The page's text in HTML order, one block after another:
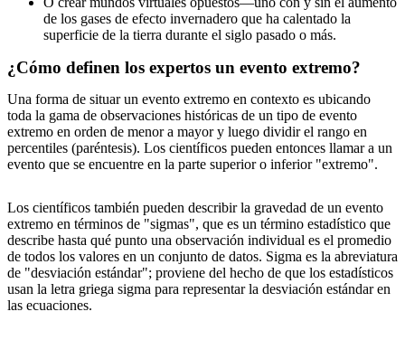
de los gases de efecto invernadero que ha calentado la
superficie de la tierra durante el siglo pasado o más.
¿Cómo definen los expertos un evento extremo?
Una forma de situar un evento extremo en contexto es ubicando
toda la gama de observaciones históricas de un tipo de evento
extremo en orden de menor a mayor y luego dividir el rango en
percentiles (paréntesis). Los científicos pueden entonces llamar a un
evento que se encuentre en la parte superior o inferior "extremo".
Los científicos también pueden describir la gravedad de un evento
extremo en términos de "sigmas", que es un término estadístico que
describe hasta qué punto una observación individual es el promedio
de todos los valores en un conjunto de datos. Sigma es la abreviatura
de "desviación estándar"; proviene del hecho de que los estadísticos
usan la letra griega sigma para representar la desviación estándar en
las ecuaciones.